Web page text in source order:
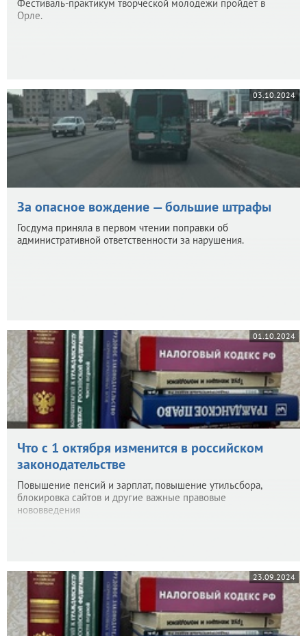
Фестиваль-практикум творческой молодежи пройдет в
Орле.
03.10.2024
За опасное вождение — большие штрафы
Госдума приняла в первом чтении поправки об
административной ответственности за нарушения.
01.10.2024
Что с 1 октября изменится в российском
законодательстве
Повышение пенсий и зарплат, повышение утильсбора,
блокировка сайтов и другие важные правовые
нововведения
23.09.2024